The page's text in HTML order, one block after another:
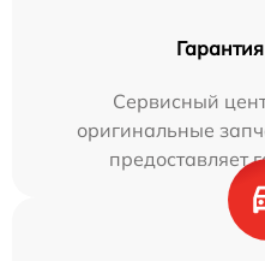
Сервисный
оригинальные
предоставляет